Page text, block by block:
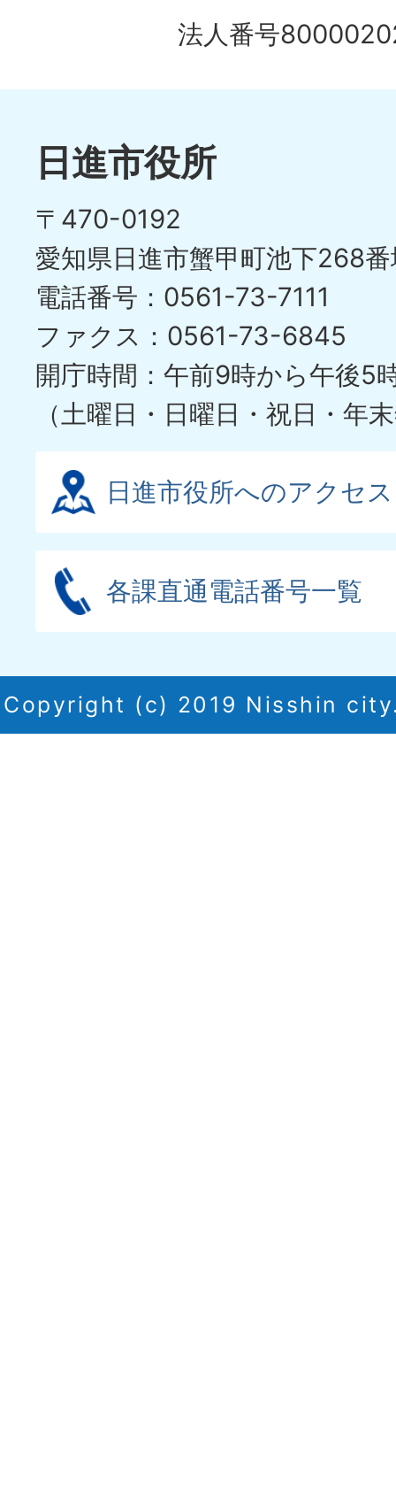
法人番号
日進市役所
〒470-0192
愛知県日進市蟹甲町池下268
電話番号：0561-73-7111
ファクス：0561-73-6845
開庁時間：午前9時から午後5
（土曜日・日曜日・祝日・年
日進市役所へのアクセス
各課直通電話番号一覧
Copyright (c) 2019 Nisshin